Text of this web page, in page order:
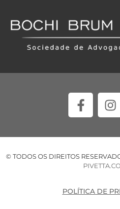
© TODOS OS DIREITOS
POLÍTICA DE